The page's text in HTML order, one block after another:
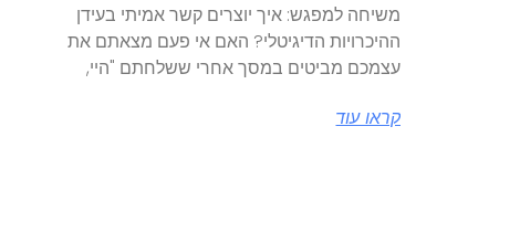
משיחה למפגש: איך יוצרים קשר אמיתי בעידן
ההיכרויות הדיגיטלי? האם אי פעם מצאתם את
עצמכם מביטים במסך אחרי ששלחתם "היי,
קראו עוד